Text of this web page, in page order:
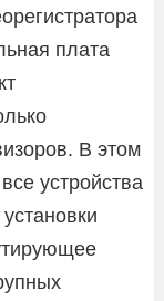
плата
В этом
устройства